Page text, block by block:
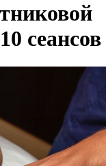
сеансов